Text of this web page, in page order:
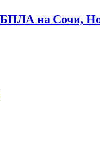
БПЛА на Сочи,